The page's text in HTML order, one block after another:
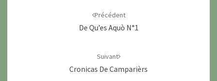
Précédent
De Qu’es Aquò N°1
Suivant
Cronicas De Camparièrs